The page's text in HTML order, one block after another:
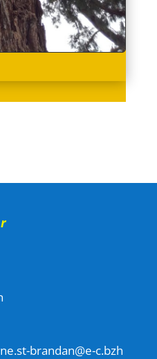
brandan@e-c.bzh